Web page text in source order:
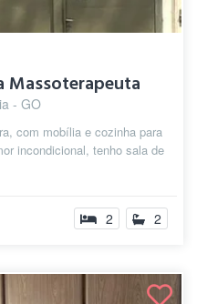
Massoterapeuta
- GO
com mobília e cozinha para
incondicional, tenho sala de
2 2